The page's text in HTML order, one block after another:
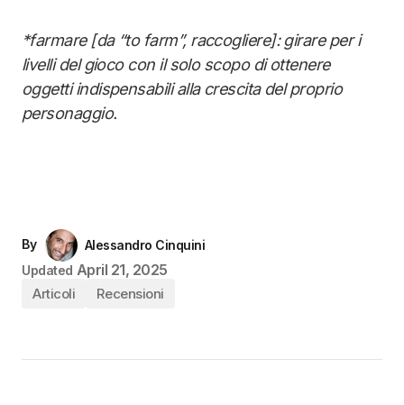
*farmare [da “to farm”, raccogliere]: girare per i
livelli del gioco con il solo scopo di ottenere
oggetti indispensabili alla crescita del proprio
personaggio.
By
Alessandro Cinquini
Updated April 21, 2025
Articoli Recensioni